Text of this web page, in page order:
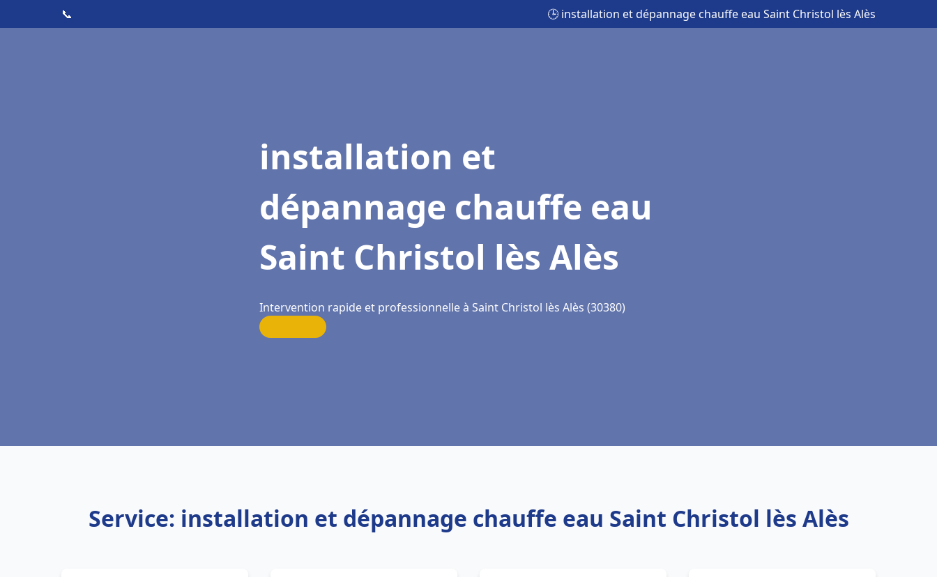
📞 🕒 installation et dépannage chauffe eau Saint Christol lès Alès
installation et
dépannage chauffe eau
Saint Christol lès Alès
Intervention rapide et professionnelle à Saint Christol lès Alès (30380)
Service: installation et dépannage chauffe eau Saint Christol lès Alès